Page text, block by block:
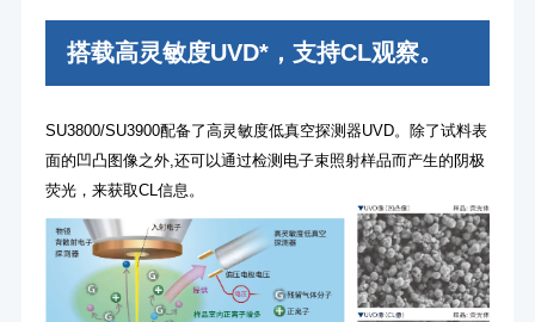
搭载高灵敏度UVD*，支持CL观察。
SU3800/SU3900配备了高灵敏度低真空探测器UVD。除了试料表
面的凹凸图像之外,还可以通过检测电子束照射样品而产生的阴极
荧光，来获取CL信息。